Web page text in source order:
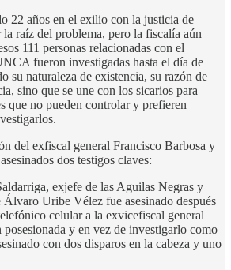
22 años en el exilio con la justicia de
raíz del problema, pero la fiscalía aún
111 personas relacionadas con el
fueron investigadas hasta el día de
su naturaleza de existencia, su razón de
sino que se une con los sicarios para
que no pueden controlar y prefieren
del exfiscal general Francisco Barbosa y
dos testigos claves:
exjefe de las Aguilas Negras y
Uribe Vélez fue asesinado después
celular a la exvicefiscal general
y en vez de investigarlo como
con dos disparos en la cabeza y uno